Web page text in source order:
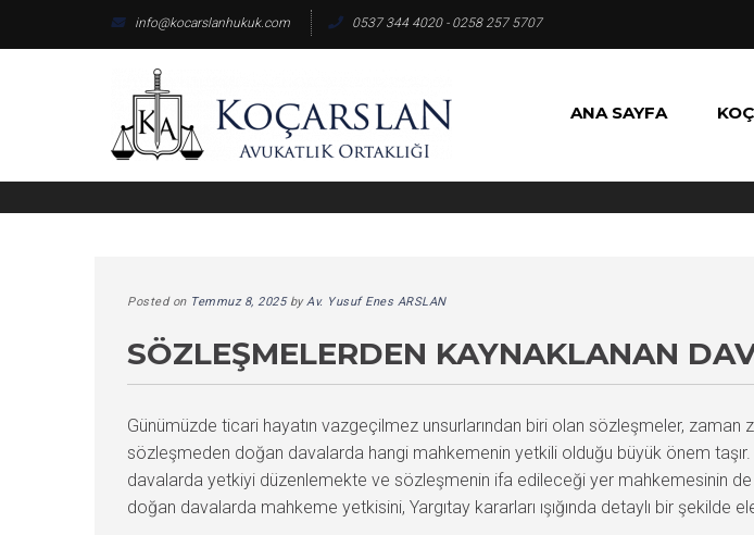
info@kocarslanhukuk.com 0537 344 4020 - 0258 257 5707
ANA SAYFA
Posted on Temmuz 8, 2025byAv. Yusuf Enes ARSLAN
SÖZLEŞMELERDEN KAYNAKLANAN
Günümüzde ticari hayatın vazgeçilmez unsurlarından biri olan sözleşmeler,
sözleşmeden doğan davalarda hangi mahkemenin yetkili olduğu büyük önem
davalarda yetkiyi düzenlemekte ve sözleşmenin ifa edileceği yer mahkemesinin
doğan davalarda mahkeme yetkisini, Yargıtay kararları ışığında detaylı bir şekilde